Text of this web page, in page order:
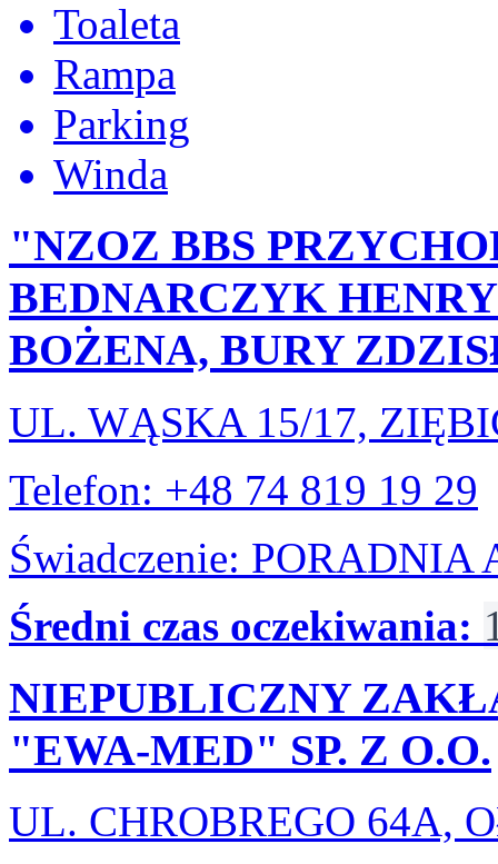
Toaleta
Rampa
Parking
Winda
"NZOZ BBS
BEDNARCZYK
BOŻENA, BURY
UL. WĄSKA 15/17,
Telefon: +48 74 819 19 29
Świadczenie:
Średni czas oczekiwania:
NIEPUBLICZNY
"EWA-MED" SP. Z O.O.
UL. CHROBREGO 64A,